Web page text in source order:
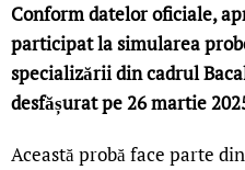
Conform datelor oficiale,
participat la simularea
specializării din cadrul
desfășurat pe 26 martie
Această probă face parte